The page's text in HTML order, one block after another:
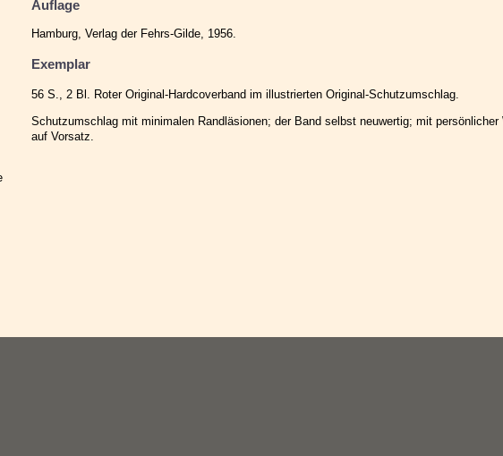
Auflage
Hamburg, Verlag der Fehrs-Gilde, 1956.
Exemplar
56 S., 2 Bl. Roter Original-Hardcoverband im illustrierten Original-Schutzumschlag.
Schutzumschlag mit minimalen Randläsionen; der Band selbst neuwertig; mit persönlicher
auf Vorsatz.